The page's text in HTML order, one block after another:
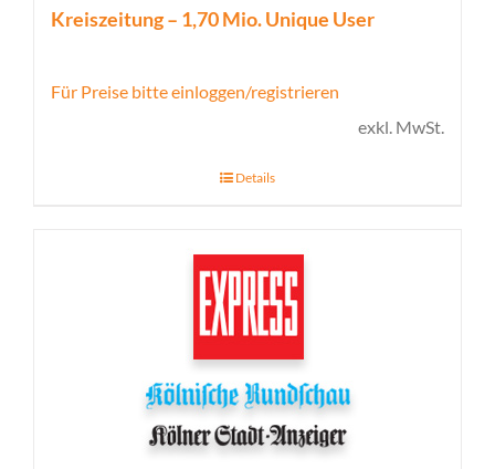
Kreiszeitung – 1,70 Mio. Unique User
Für Preise bitte einloggen/registrieren
exkl. MwSt.
Details